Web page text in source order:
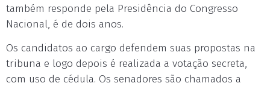
também responde pela Presidência do Congresso
Nacional, é de dois anos.
Os candidatos ao cargo defendem suas propostas na
tribuna e logo depois é realizada a votação secreta,
com uso de cédula. Os senadores são chamados a